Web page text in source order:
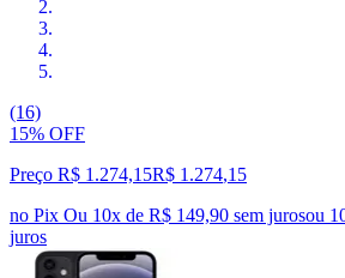
(16)
15% OFF
Preço R$ 1.274,15R$ 1.274,15
no Pix Ou 10x de R$ 149,90 sem jurosou
juros